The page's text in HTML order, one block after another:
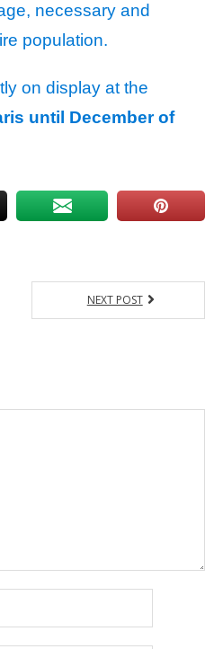
necessary and
population.
on display at the
until December of
NEXT POST